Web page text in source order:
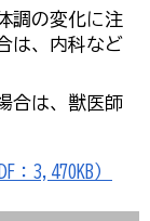
調の変化に注
は、内科など
合は、獣医師
3,470KB）